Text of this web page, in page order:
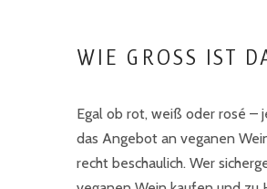
WIE GROSS IST
Egal ob rot, weiß oder rosé
das Angebot an veganen
recht beschaulich. Wer